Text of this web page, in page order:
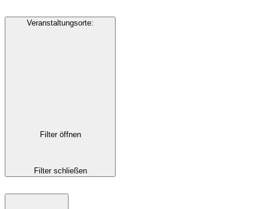
Veranstaltungsorte:
Filter öffnen
Filter schließen